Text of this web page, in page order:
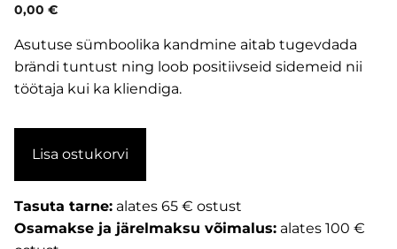
0,00 €
Asutuse sümboolika kandmine aitab tugevdada
brändi tuntust ning loob positiivseid sidemeid nii
töötaja kui ka kliendiga.
Lisa ostukorvi
Tasuta tarne: alates 65 € ostust
Osamakse ja järelmaksu võimalus: alates 100 €